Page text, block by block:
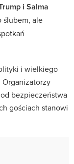
i Salma
ślubem, ale
i wielkiego
bezpieczeństwa
gościach stanowi